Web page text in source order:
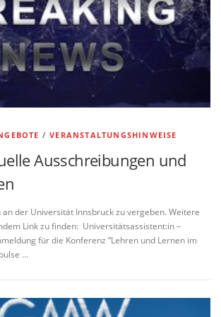
/VERANSTALTUNGSHINWEISE
Ausschreibungen und
der Universität Innsbruck zu vergeben. Weitere
Link zu finden: Universitätsassistent:in –
für die Konferenz “Lehren und Lernen im
…